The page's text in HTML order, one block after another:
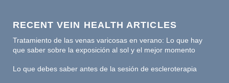
RECENT VEIN HEALTH ARTICLES
Tratamiento de las venas varicosas en verano: Lo que hay
que saber sobre la exposición al sol y el mejor momento
Lo que debes saber antes de la sesión de escleroterapia